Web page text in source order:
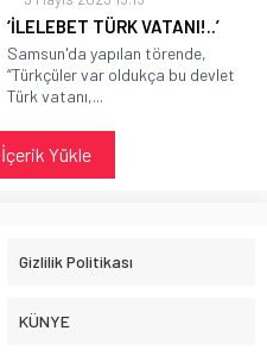
‘İLELEBET TÜRK VATANI!..’
Samsun'da yapılan törende,
“Türkçüler var oldukça bu devlet
Türk vatanı,...
Yükle
Gizlilik Politikası
KÜNYE